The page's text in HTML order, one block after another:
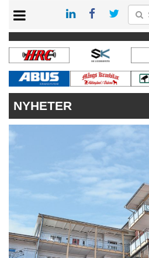
KONTAKT
VÅRA ANDRA MAGASIN
PRENUMERERA
ANNONSERA
NYHETER